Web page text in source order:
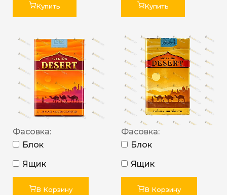
Купить Купить
Фасовка:
Блок
Ящик
В Корзину
Фасовка:
Блок
Ящик
В Корзину